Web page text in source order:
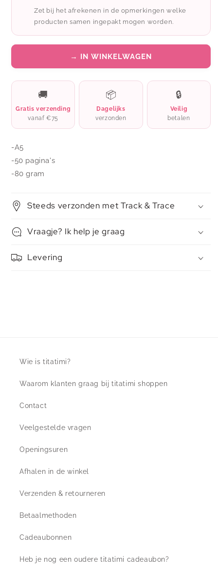
here&#39;s
deal
Ocher
here&#39;s
the
deal
Ocher
Zet bij het afrekenen in de opmerkingen welke
producten samen ingepakt mogen worden.
→ IN WINKELWAGEN
🚚
Gratis verzending
vanaf €75
📦
Dagelijks
verzonden
🔒
Veilig
betalen
-A5
-50 pagina's
-80 gram
Steeds verzonden met Track & Trace
Vraagje? Ik help je graag
Levering
Wie is titatimi?
Waarom klanten graag bij titatimi shoppen
Contact
Veelgestelde vragen
Openingsuren
Afhalen in de winkel
Verzenden & retourneren
Betaalmethoden
Cadeaubonnen
Heb je nog een oudere titatimi cadeaubon?